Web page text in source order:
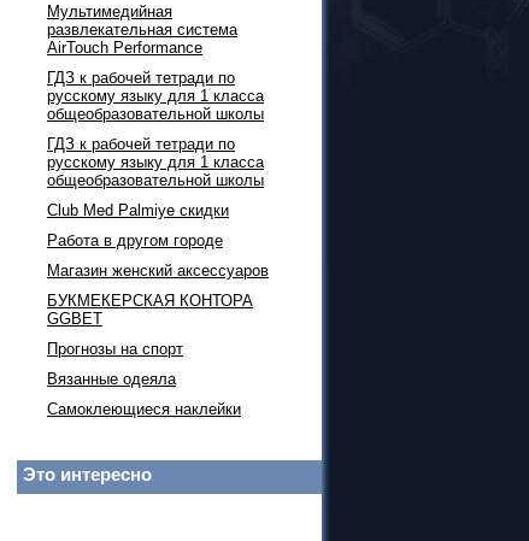
Мультимедийная
развлекательная система
AirTouch Performance
ГДЗ к рабочей тетради по
русскому языку для 1 класса
общеобразовательной школы
ГДЗ к рабочей тетради по
русскому языку для 1 класса
общеобразовательной школы
Club Med Palmiye скидки
Работа в другом городе
Магазин женский аксессуаров
БУКМЕКЕРСКАЯ КОНТОРА
GGBET
Прогнозы на спорт
Вязанные одеяла
Самоклеющиеся наклейки
Это интересно